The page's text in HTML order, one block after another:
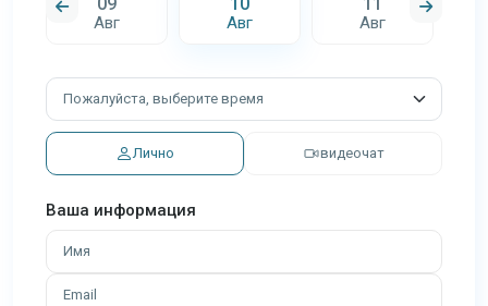
Авг Авг Авг
Лично видеочат
Ваша информация